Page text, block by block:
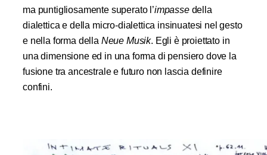
ma puntigliosamente superato l’impasse della
dialettica e della micro-dialettica insinuatesi nel gesto
e nella forma della Neue Musik. Egli è proiettato in
una dimensione ed in una forma di pensiero dove la
fusione tra ancestrale e futuro non lascia definire
confini.